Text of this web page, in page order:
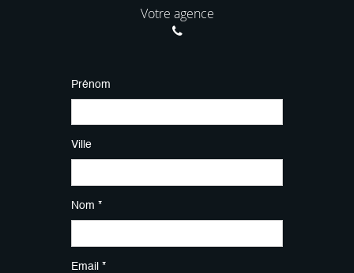
Votre agence
Prénom
Ville
Nom *
Email *